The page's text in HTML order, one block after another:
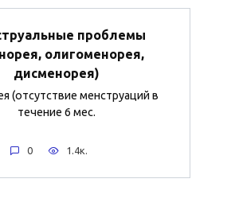
проблемы
олигоменорея,
дисменорея)
(отсутствие менструаций в
течение 6 мес.
0 1.4к.